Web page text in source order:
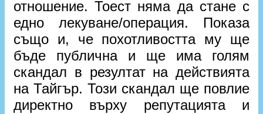
отношение. Тоест няма да стане с
едно лекуване/операция. Показа
също и, че похотливостта му ще
бъде публична и ще има голям
скандал в резултат на действията
на Тайгър. Този скандал ще повлие
директно върху репутацията и